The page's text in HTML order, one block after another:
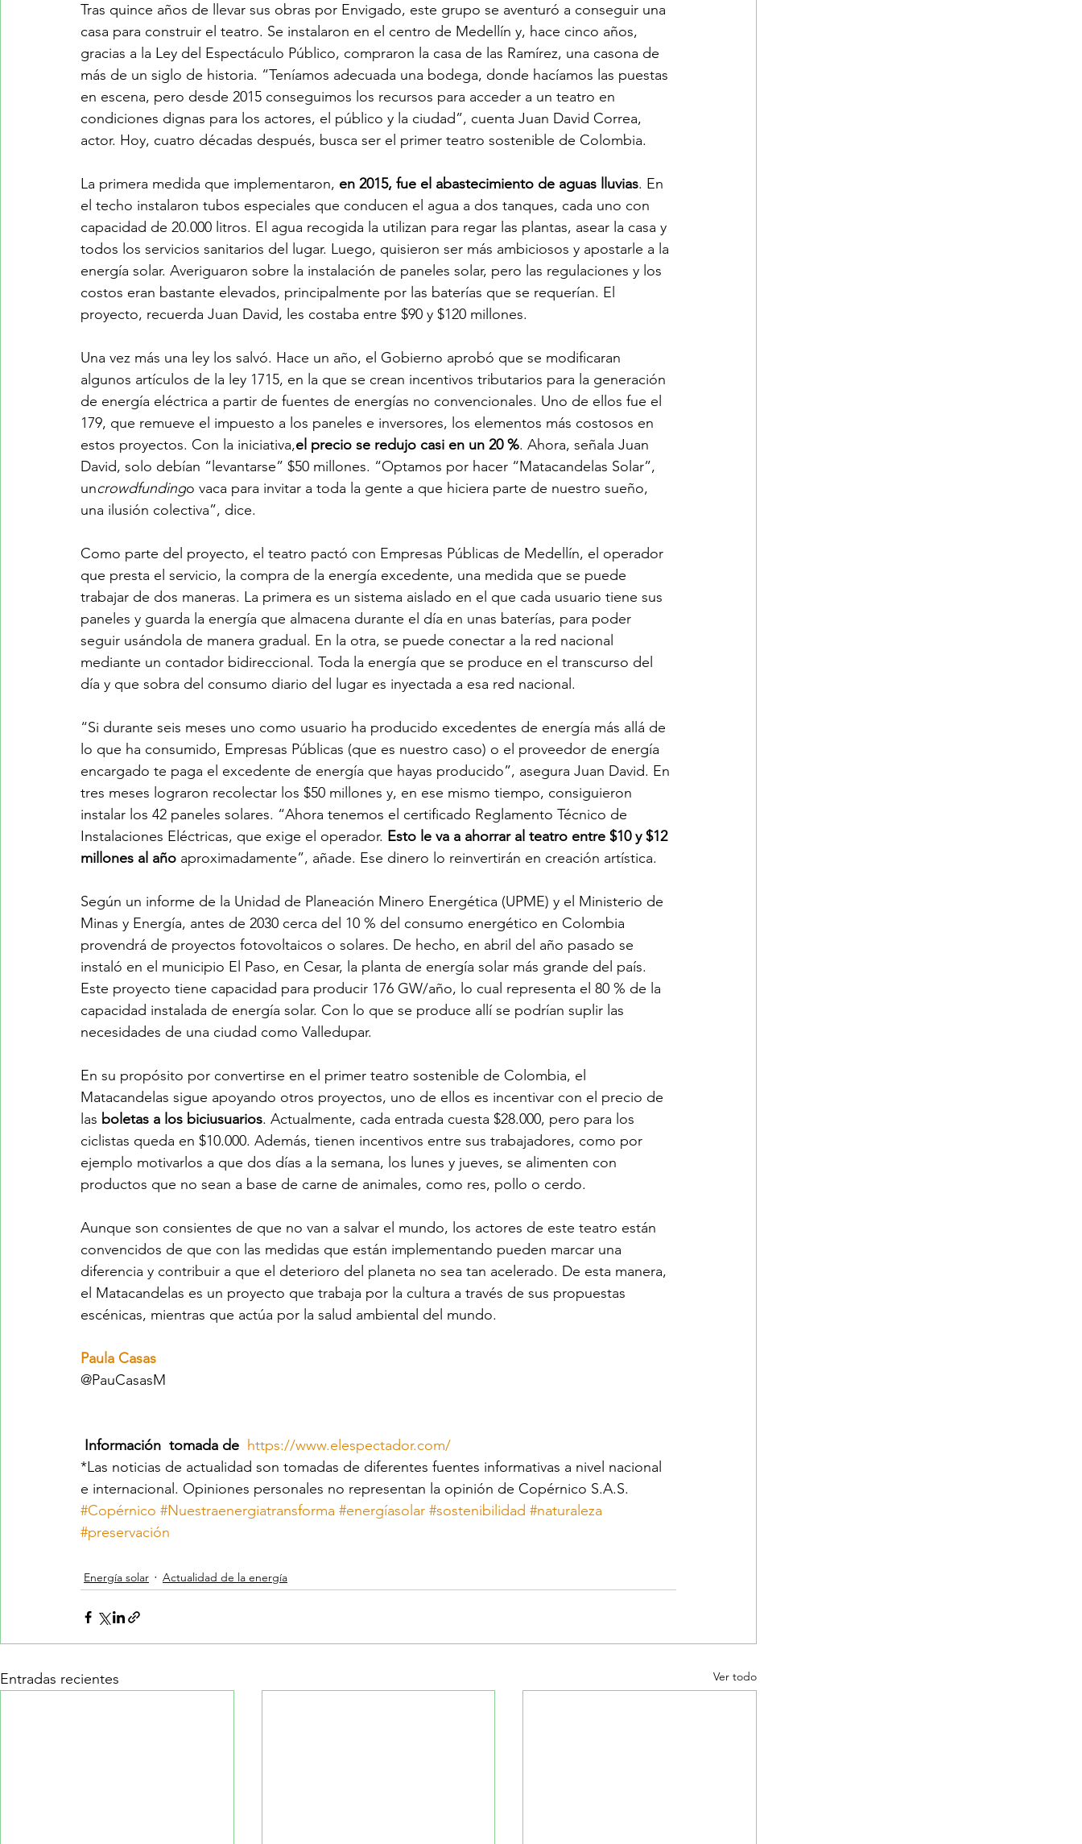
Tras quince años de llevar sus obras por Envigado, este grupo se aventuró a conseguir una
casa para construir el teatro. Se instalaron en el centro de Medellín y, hace cinco años,
gracias a la Ley del Espectáculo Público, compraron la casa de las Ramírez, una casona de
más de un siglo de historia. “Teníamos adecuada una bodega, donde hacíamos las puestas
en escena, pero desde 2015 conseguimos los recursos para acceder a un teatro en
condiciones dignas para los actores, el público y la ciudad”, cuenta Juan David Correa,
actor. Hoy, cuatro décadas después, busca ser el primer teatro sostenible de Colombia.
La primera medida que implementaron, en 2015, fue el abastecimiento de aguas lluvias. En
el techo instalaron tubos especiales que conducen el agua a dos tanques, cada uno con
capacidad de 20.000 litros. El agua recogida la utilizan para regar las plantas, asear la casa y
todos los servicios sanitarios del lugar. Luego, quisieron ser más ambiciosos y apostarle a la
energía solar. Averiguaron sobre la instalación de paneles solar, pero las regulaciones y los
costos eran bastante elevados, principalmente por las baterías que se requerían. El
proyecto, recuerda Juan David, les costaba entre $90 y $120 millones.
Una vez más una ley los salvó. Hace un año, el Gobierno aprobó que se modificaran
algunos artículos de la ley 1715, en la que se crean incentivos tributarios para la generación
de energía eléctrica a partir de fuentes de energías no convencionales. Uno de ellos fue el
179, que remueve el impuesto a los paneles e inversores, los elementos más costosos en
estos proyectos. Con la iniciativa,el precio se redujo casi en un 20 %. Ahora, señala Juan
David, solo debían “levantarse” $50 millones. “Optamos por hacer “Matacandelas Solar”,
uncrowdfundingo vaca para invitar a toda la gente a que hiciera parte de nuestro sueño,
una ilusión colectiva”, dice.
Como parte del proyecto, el teatro pactó con Empresas Públicas de Medellín, el operador
que presta el servicio, la compra de la energía excedente, una medida que se puede
trabajar de dos maneras. La primera es un sistema aislado en el que cada usuario tiene sus
paneles y guarda la energía que almacena durante el día en unas baterías, para poder
seguir usándola de manera gradual. En la otra, se puede conectar a la red nacional
mediante un contador bidireccional. Toda la energía que se produce en el transcurso del
día y que sobra del consumo diario del lugar es inyectada a esa red nacional.
“Si durante seis meses uno como usuario ha producido excedentes de energía más allá de
lo que ha consumido, Empresas Públicas (que es nuestro caso) o el proveedor de energía
encargado te paga el excedente de energía que hayas producido”, asegura Juan David. En
tres meses lograron recolectar los $50 millones y, en ese mismo tiempo, consiguieron
instalar los 42 paneles solares. “Ahora tenemos el certificado Reglamento Técnico de
Instalaciones Eléctricas, que exige el operador. Esto le va a ahorrar al teatro entre $10 y $12
millones al año aproximadamente”, añade. Ese dinero lo reinvertirán en creación artística.
Según un informe de la Unidad de Planeación Minero Energética (UPME) y el Ministerio de
Minas y Energía, antes de 2030 cerca del 10 % del consumo energético en Colombia
provendrá de proyectos fotovoltaicos o solares. De hecho, en abril del año pasado se
instaló en el municipio El Paso, en Cesar, la planta de energía solar más grande del país.
Este proyecto tiene capacidad para producir 176 GW/año, lo cual representa el 80 % de la
capacidad instalada de energía solar. Con lo que se produce allí se podrían suplir las
necesidades de una ciudad como Valledupar.
En su propósito por convertirse en el primer teatro sostenible de Colombia, el
Matacandelas sigue apoyando otros proyectos, uno de ellos es incentivar con el precio de
las boletas a los biciusuarios. Actualmente, cada entrada cuesta $28.000, pero para los
ciclistas queda en $10.000. Además, tienen incentivos entre sus trabajadores, como por
ejemplo motivarlos a que dos días a la semana, los lunes y jueves, se alimenten con
productos que no sean a base de carne de animales, como res, pollo o cerdo.
Aunque son consientes de que no van a salvar el mundo, los actores de este teatro están
convencidos de que con las medidas que están implementando pueden marcar una
diferencia y contribuir a que el deterioro del planeta no sea tan acelerado. De esta manera,
el Matacandelas es un proyecto que trabaja por la cultura a través de sus propuestas
escénicas, mientras que actúa por la salud ambiental del mundo.
Paula Casas
@PauCasasM
Información  tomada de https://www.elespectador.com/
*Las noticias de actualidad son tomadas de diferentes fuentes informativas a nivel nacional
e internacional. Opiniones personales no representan la opinión de Copérnico S.A.S.
#Copérnico #Nuestraenergiatransforma #energíasolar #sostenibilidad #naturaleza
#preservación
Energía solar Actualidad de la energía
Entradas recientes Ver todo